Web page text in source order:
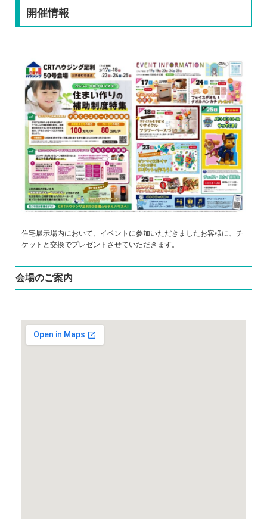
開催情報
住宅展示場内において、イベントに参加いただきましたお客様に、チ
ケットと交換でプレゼントさせていただきます。
会場のご案内